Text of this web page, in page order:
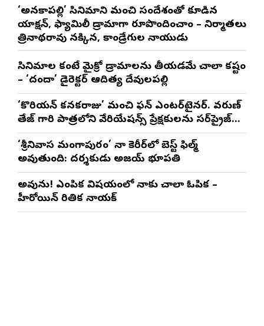
‘అనకాపల్లి’ సినిమాని మంచి సందేశంతో కూడిన
యాక్షన్, ఫ్యామిలీ డ్రామాగా రూపొందించాం – నిర్మాతలు
త్రినాథరావు నక్కిన, కాండ్రేగుల నాయుడు
సినిమాల కంటే మైక్రో డ్రామాలను తీయడమే చాలా కష్టం
– ‘దందా’ డైరెక్ట‌ర్ ఆదిత్య దేవులపల్లి
‘కొరియన్ కనకరాజు’ మంచి ఫన్ ఎంటర్‌టైనర్. వరుణ్
తేజ్ గారి పాత్రలోని వేరియేషన్స్ ప్రేక్షకులను సర్‌ప్రైజ్
చేస్తాయి : దర్శకుడు మేర్లపాక గాంధీ
‘శ్రీనివాస మంగాపురం’ నా కెరీర్‌లో బెస్ట్ ఫిల్మ్
అవుతుంది: దర్శకుడు అజయ్ భూపతి
అవును! ఎంపిక విషయంలో నాకు చాలా ఓపిక –
హీరోయిన్ రితిక నాయక్